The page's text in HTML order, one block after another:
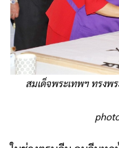
สมเด็จพระเทพฯ ทรงพ